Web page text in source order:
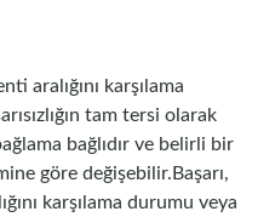
aralığını karşılama
tam tersi olarak
bağlıdır ve belirli bir
göre değişebilir.Başarı,
karşılama durumu veya